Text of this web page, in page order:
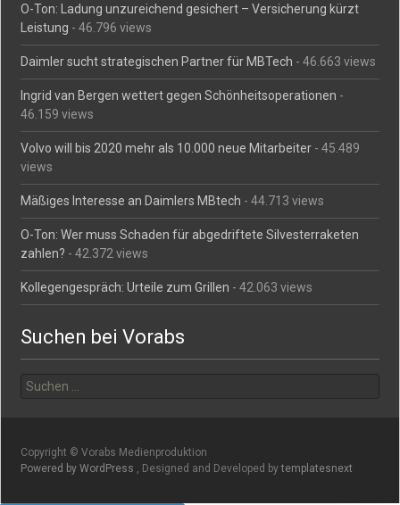
O-Ton: Ladung unzureichend gesichert – Versicherung kürzt
Leistung - 46.796 views
Daimler sucht strategischen Partner für MBTech - 46.663 views
Ingrid van Bergen wettert gegen Schönheitsoperationen -
46.159 views
Volvo will bis 2020 mehr als 10.000 neue Mitarbeiter - 45.489
views
Mäßiges Interesse an Daimlers MBtech - 44.713 views
O-Ton: Wer muss Schaden für abgedriftete Silvesterraketen
zahlen? - 42.372 views
Kollegengespräch: Urteile zum Grillen - 42.063 views
Suchen bei Vorabs
nach:
Copyright © Vorabs Medienproduktion
Powered by WordPress
, Designed and Developed bytemplatesnext